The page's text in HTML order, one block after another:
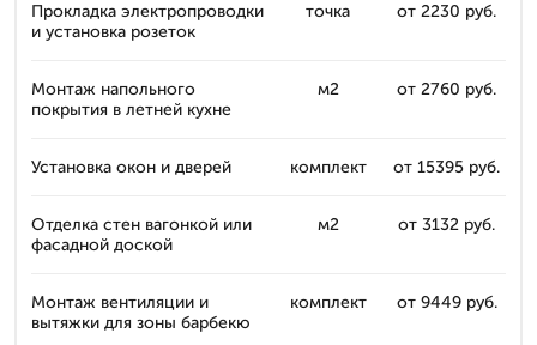
Прокладка электропроводки
и установка розеток
точка от 2230 руб.
Монтаж напольного
покрытия в летней кухне
м2 от 2760 руб.
Установка окон и дверей комплект от 15395 руб.
Отделка стен вагонкой или
фасадной доской
м2 от 3132 руб.
Монтаж вентиляции и
вытяжки для зоны барбекю
комплект от 9449 руб.